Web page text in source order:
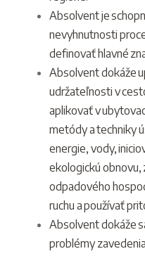
Absolvent je
nevyhnutnosti
definovať hlavné
Absolvent dokáže
udržateľnosti v
aplikovať v
metódy a techniky
energie, vody,
ekologickú
odpadového
ruchu a používať
Absolvent dokáže
problémy